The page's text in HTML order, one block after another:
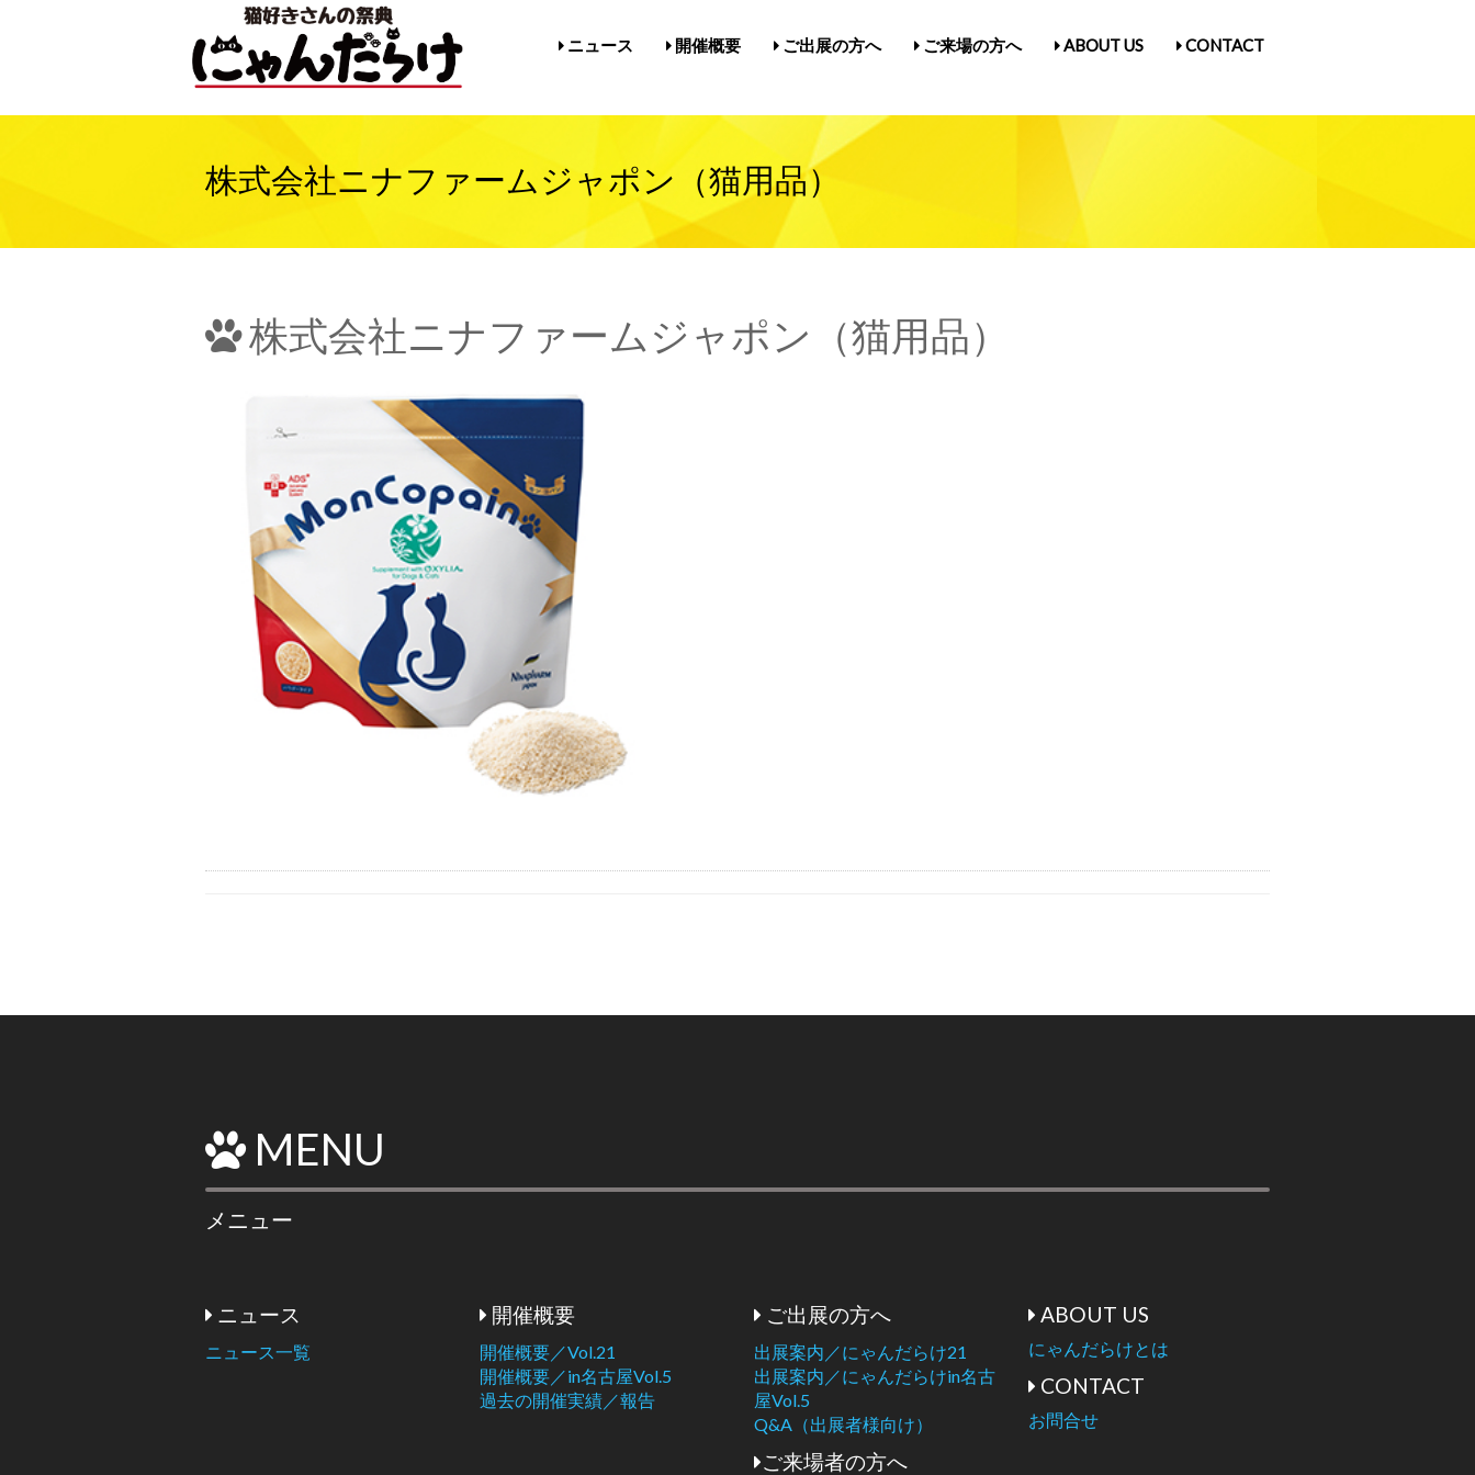
ニュース 開催概要 ご出展の方へ ご来場の方へ ABOUT US CONTACT
株式会社ニナファームジャポン（猫用品）
株式会社ニナファームジャポン（猫用品）
MENU
メニュー
ニュース
ニュース一覧
開催概要
開催概要／Vol.21
開催概要／in名古屋Vol.5
過去の開催実績／報告
ご出展の方へ
出展案内／にゃんだらけ21
出展案内／にゃんだらけin名古
屋Vol.5
Q&A（出展者様向け）
ご来場者の方へ
ABOUT US
にゃんだらけとは
CONTACT
お問合せ